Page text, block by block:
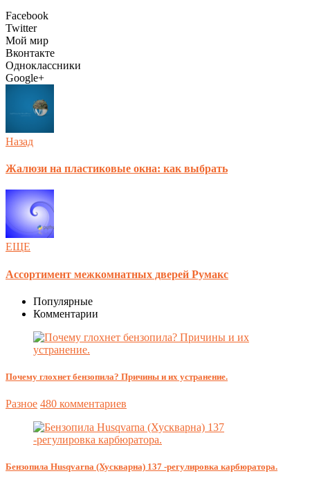
Facebook
Twitter
Мой мир
Вконтакте
Одноклассники
Google+
Назад
Жалюзи на пластиковые окна: как выбрать
ЕЩЕ
Ассортимент межкомнатных дверей Румакс
Популярные
Комментарии
Почему глохнет бензопила? Причины и их устранение.
Разное 480 комментариев
Бензопила Husqvarna (Хускварна) 137 -регулировка карбюратора.